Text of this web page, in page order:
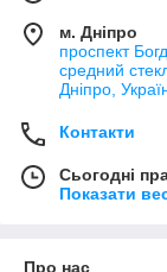
м. Дніпро
проспект
средний
Дніпро,
Контакти
Сьогодні
Показати
Про нас